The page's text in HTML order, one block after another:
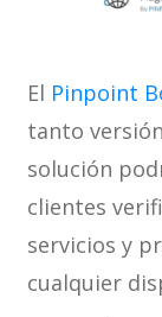
El Pinpoint
tanto
solución
clientes
servicios y
cualquier